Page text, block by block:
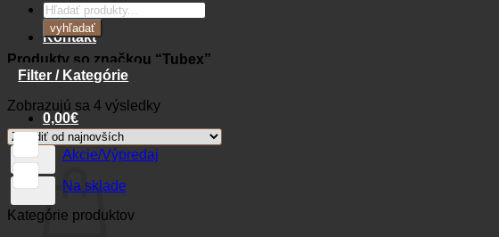
Kontakt
0,00€
Košík
Products
search
vyhľadať
Produkty so značkou “Tubex”
Filter / Kategórie
Zobrazujú sa 4 výsledkyZoradené
najnovších
Akcie/Výpredaj
Na sklade
Kategórie produktov